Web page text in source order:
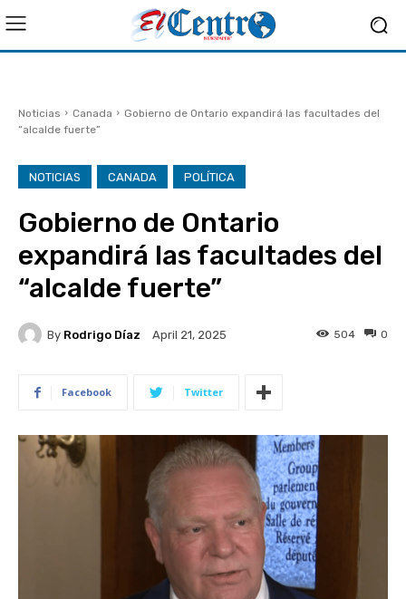
Noticias Canada
Gobierno de Ontario expandirá las facultades del
“alcalde fuerte”
NOTICIAS CANADA POLÍTICA
Gobierno de Ontario
expandirá las facultades del
“alcalde fuerte”
By Rodrigo Díaz April 21, 2025 0
504
Facebook Twitter